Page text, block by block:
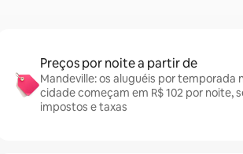
Preços por noite a partir de
Mandeville: os aluguéis por temporada
cidade começam em R$ 102 por noite,
impostos e taxas